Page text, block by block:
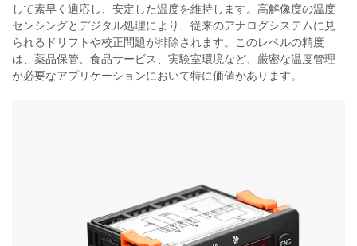
して素早く適応し、安定した温度を維持します。高解像度の温度
センシングとデジタル処理により、従来のアナログシステムに見
られるドリフトや校正問題が排除されます。このレベルの精度
は、薬品保管、食品サービス、実験室環境など、厳密な温度管理
が必要なアプリケーションにおいて特に価値があります。